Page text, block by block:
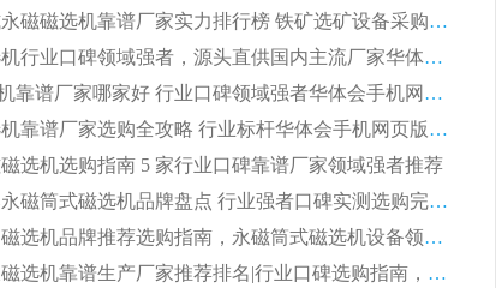
2026CTB 湿式永磁磁选机靠谱厂家实力排行榜 铁矿选矿设备采购全流程选购指南
2026 尾矿磁选机行业口碑领域强者，源头直供国内主流厂家华体会手机网页版-华体会(中国) 一站式服务
2026尾矿磁选机靠谱厂家哪家好 行业口碑领域强者华体会手机网页版-华体会(中国) 推荐
2026 铁矿磁选机靠谱厂家选购全攻略 行业标杆华体会手机网页版-华体会(中国) 设备性价比出众
选机选购指南 5 家行业口碑靠谱厂家领域强者推荐
2026 高性价比永磁筒式磁选机品牌盘点 行业强者口碑实测选购完整指南
2026 评价高的磁选机品牌推荐选购指南，永磁筒式磁选机设备领域强者全景行业口碑解析
2026 国内平板磁选机靠谱生产厂家推荐排名|行业口碑选购指南，领域强者按需选设备